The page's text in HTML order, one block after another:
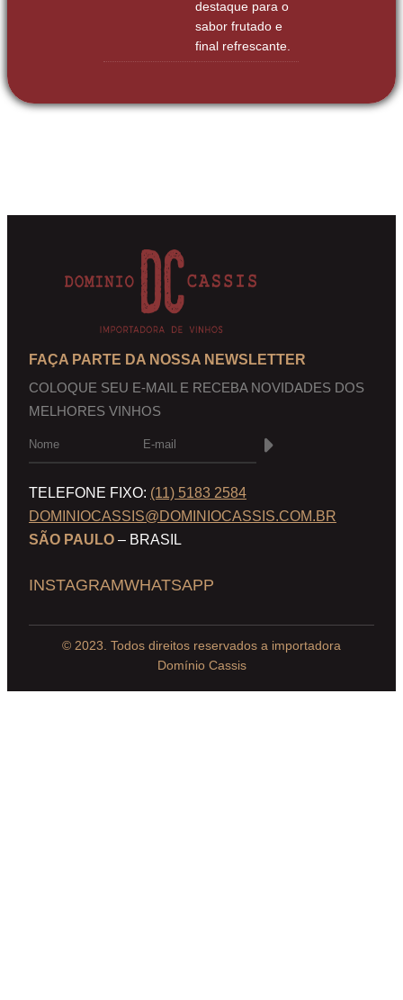
destaque para o
sabor frutado e
final refrescante.
FAÇA PARTE DA NOSSA NEWSLETTER
COLOQUE SEU E-MAIL E RECEBA NOVIDADES DOS
MELHORES VINHOS
TELEFONE FIXO: (11) 5183 2584
DOMINIOCASSIS@DOMINIOCASSIS.COM.BR
SÃO PAULO – BRASIL
INSTAGRAMWHATSAPP
© 2023. Todos direitos reservados a importadora
Domínio Cassis